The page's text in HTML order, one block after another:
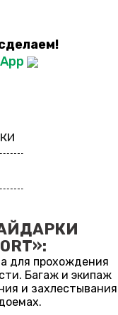
для прохождения
Багаж и экипаж
и захлестывания